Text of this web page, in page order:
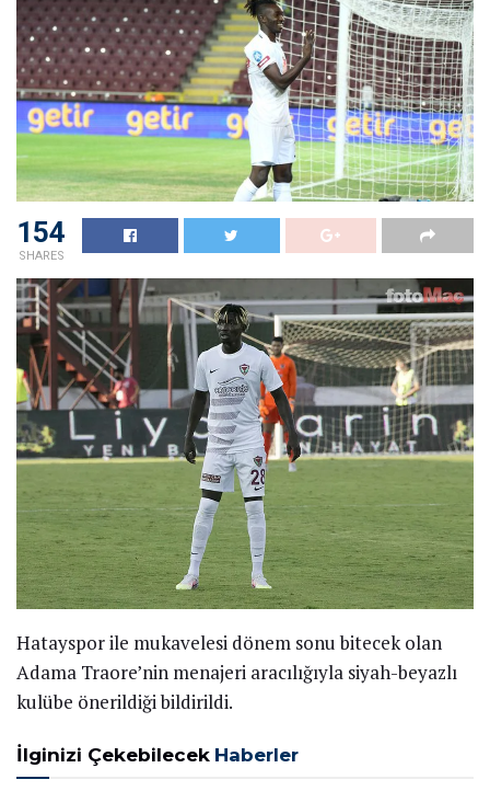
154
SHARES
Hatayspor ile mukavelesi dönem sonu bitecek olan
Adama Traore’nin menajeri aracılığıyla siyah-beyazlı
kulübe önerildiği bildirildi.
İlginizi Çekebilecek Haberler